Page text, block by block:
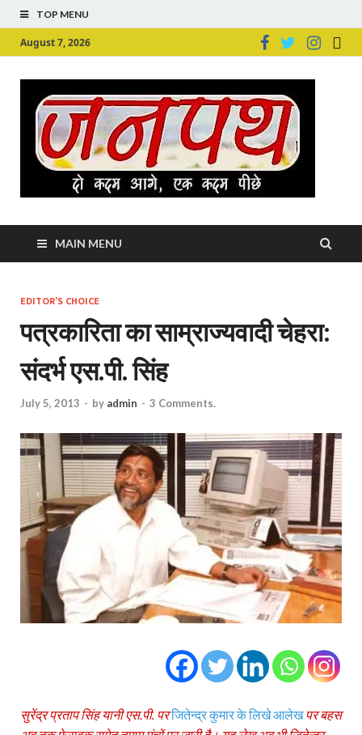
TOP MENU
August 7, 2026
MAIN MENU
EDITOR'S CHOICE
पत्रकारिता का साम्राज्यवादी चेहरा:
संदर्भ एस.पी. सिंह
July 5, 2013 - by admin - 3 Comments.
सुरेंद्र प्रताप सिंह यानी एस.पी. परजितेन्‍द्र कुमार के लिखे आलेख पर बहस